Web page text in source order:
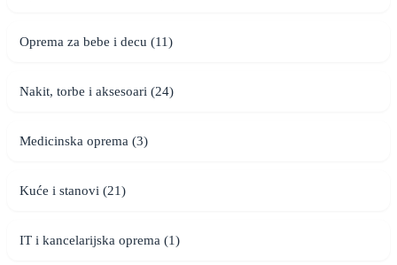
Oprema za bebe i decu (11)
Nakit, torbe i aksesoari (24)
Medicinska oprema (3)
Kuće i stanovi (21)
IT i kancelarijska oprema (1)